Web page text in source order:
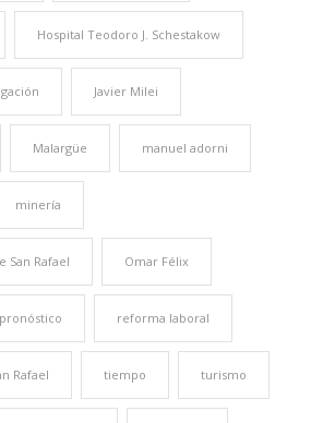
Hospital Teodoro J. Schestakow
Javier Milei
Malargüe manuel adorni
minería
San Rafael Omar Félix
pronóstico reforma laboral
Rafael tiempo turismo